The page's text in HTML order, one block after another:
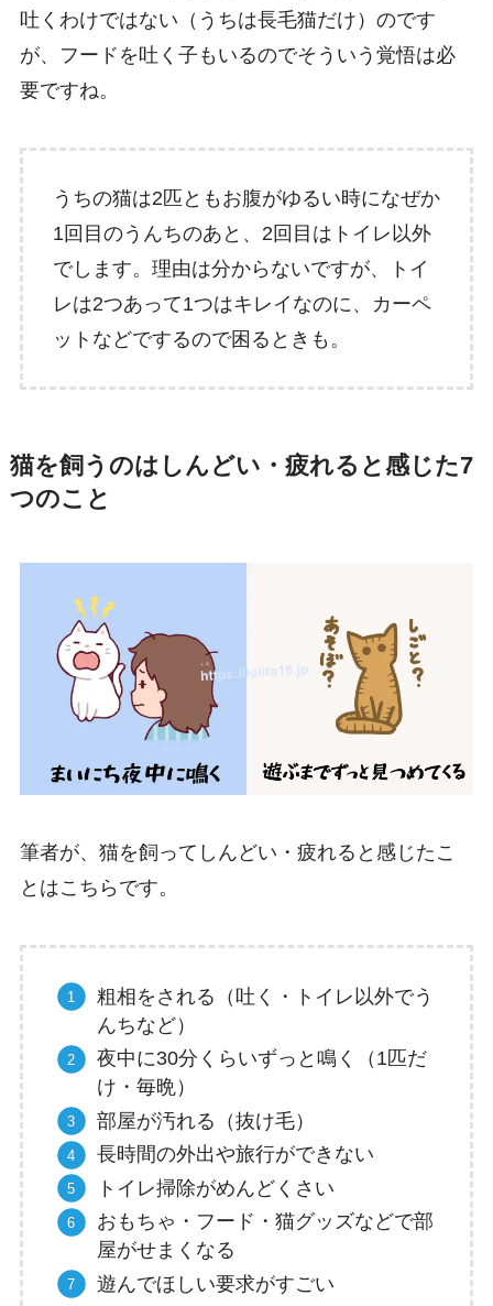
吐くわけではない（うちは長毛猫だけ）のです
が、フードを吐く子もいるのでそういう覚悟は必
要ですね。
うちの猫は2匹ともお腹がゆるい時になぜか
1回目のうんちのあと、2回目はトイレ以外
でします。理由は分からないですが、トイ
レは2つあって1つはキレイなのに、カーペ
ットなどでするので困るときも。
猫を飼うのはしんどい・疲れると感じた7
つのこと
筆者が、猫を飼ってしんどい・疲れると感じたこ
とはこちらです。
粗相をされる（吐く・トイレ以外でう
んちなど）
夜中に30分くらいずっと鳴く（1匹だ
け・毎晩）
部屋が汚れる（抜け毛）
長時間の外出や旅行ができない
トイレ掃除がめんどくさい
おもちゃ・フード・猫グッズなどで部
屋がせまくなる
遊んでほしい要求がすごい